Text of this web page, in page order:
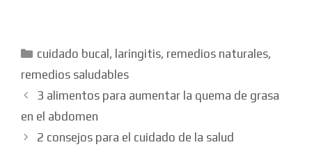
Categorías
cuidado bucal, laringitis, remedios naturales,
remedios saludables
3 alimentos para aumentar la quema de grasa
en el abdomen
2 consejos para el cuidado de la salud